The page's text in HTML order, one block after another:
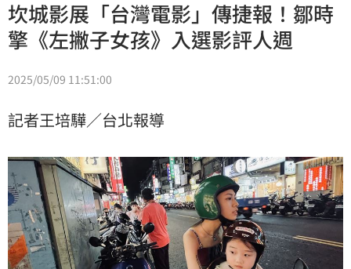
坎城影展「台灣電影」傳捷報！鄒時
擎《左撇子女孩》入選影評人週
2025/05/09 11:51:00
記者王培驊／台北報導